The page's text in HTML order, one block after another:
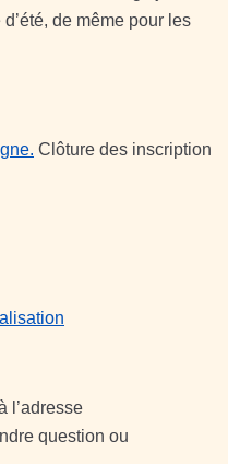
de même pour les
Clôture des inscription
l’adresse
question ou